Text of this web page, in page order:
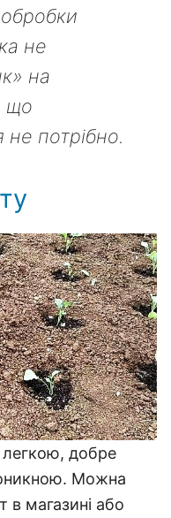
не
на
що
не потрібно.
легкою, добре
Можна
в магазині або